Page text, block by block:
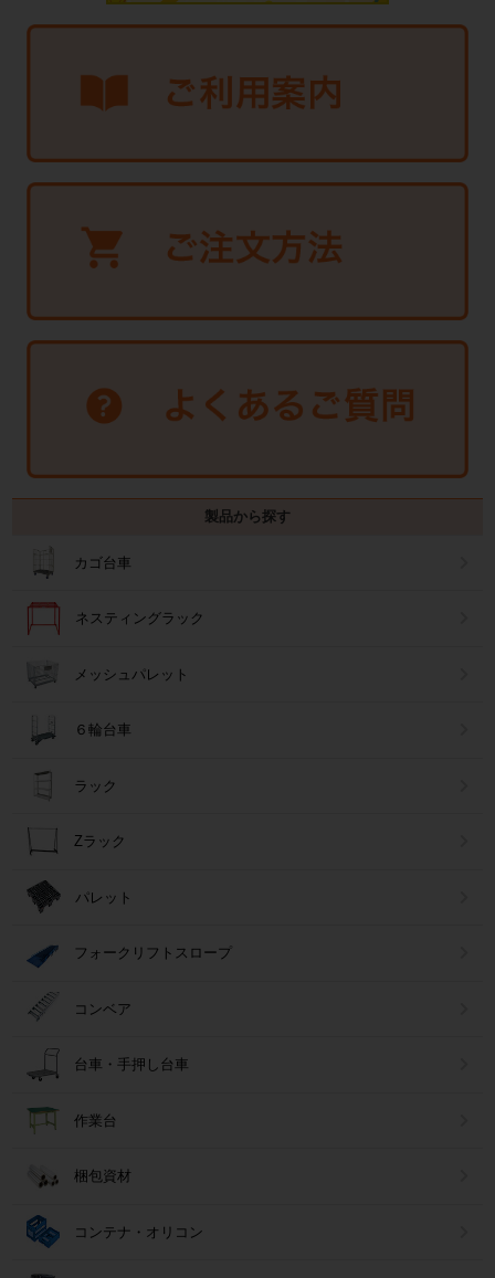
製品から探す
カゴ台車
ネスティングラック
メッシュパレット
６輪台車
ラック
Zラック
パレット
フォークリフトスロープ
コンベア
台車・手押し台車
作業台
梱包資材
コンテナ・オリコン